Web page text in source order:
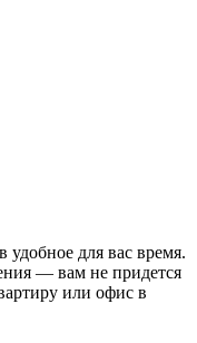
для вас время.
— вам не придется
или офис в